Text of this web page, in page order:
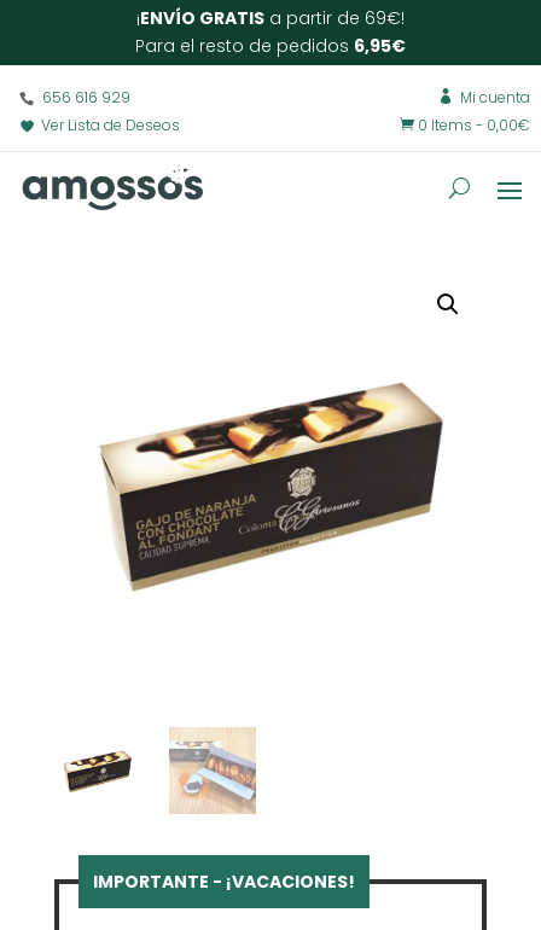
¡ENVÍO GRATIS a partir de 69€!
Para el resto de pedidos 6,95€
656 616 929
Ver Lista de Deseos
 Mi cuenta
 0 Items - 0,00€